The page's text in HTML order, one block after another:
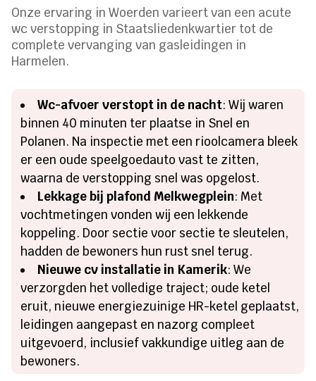
Onze ervaring in Woerden varieert van een acute
wc verstopping in Staatsliedenkwartier tot de
complete vervanging van gasleidingen in
Harmelen.
Wc-afvoer verstopt in de nacht: Wij waren
binnen 40 minuten ter plaatse in Snel en
Polanen. Na inspectie met een rioolcamera bleek
er een oude speelgoedauto vast te zitten,
waarna de verstopping snel was opgelost.
Lekkage bij plafond Melkwegplein: Met
vochtmetingen vonden wij een lekkende
koppeling. Door sectie voor sectie te sleutelen,
hadden de bewoners hun rust snel terug.
Nieuwe cv installatie in Kamerik: We
verzorgden het volledige traject; oude ketel
eruit, nieuwe energiezuinige HR-ketel geplaatst,
leidingen aangepast en nazorg compleet
uitgevoerd, inclusief vakkundige uitleg aan de
bewoners.